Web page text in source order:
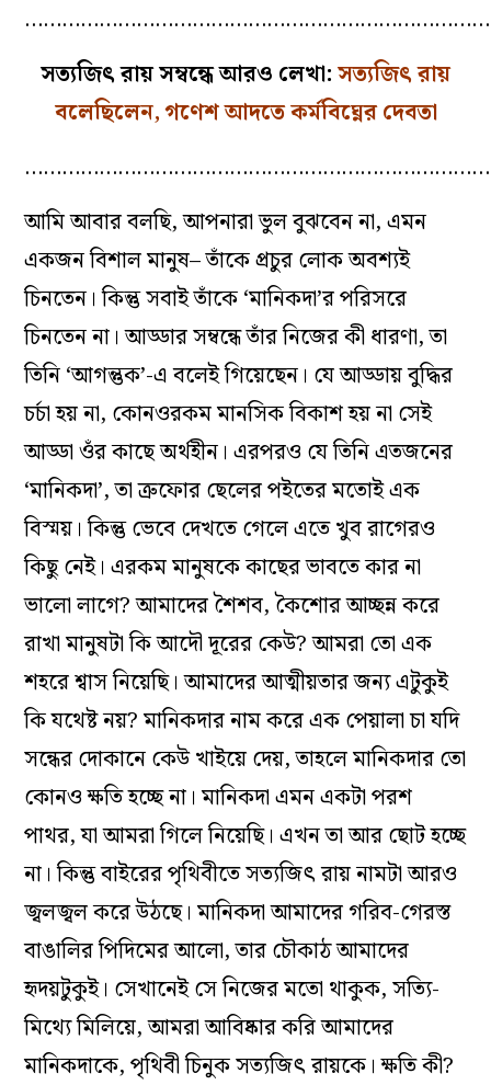
সত্যজিৎ রায় সম্বন্ধে আরও লেখা:সত্যজিৎ রায়
বলেছিলেন, গণেশ আদতে কর্মবিঘ্নের দেবতা
আমি আবার বলছি, আপনারা ভুল বুঝবেন না, এমন
একজন বিশাল মানুষ– তাঁকে প্রচুর লোক অবশ্যই
চিনতেন। কিন্তু সবাই তাঁকে ‘মানিকদা’র পরিসরে
চিনতেন না। আড্ডার সম্বন্ধে তাঁর নিজের কী ধারণা, তা
তিনি ‘আগন্তুক’-এ বলেই গিয়েছেন। যে আড্ডায় বুদ্ধির
চর্চা হয় না, কোনওরকম মানসিক বিকাশ হয় না সেই
আড্ডা ওঁর কাছে অর্থহীন। এরপরও যে তিনি এতজনের
‘মানিকদা’, তা ত্রুফোর ছেলের পইতের মতোই এক
বিস্ময়। কিন্তু ভেবে দেখতে গেলে এতে খুব রাগেরও
কিছু নেই। এরকম মানুষকে কাছের ভাবতে কার না
ভালো লাগে? আমাদের শৈশব, কৈশোর আচ্ছন্ন করে
রাখা মানুষটা কি আদৌ দূরের কেউ? আমরা তো এক
শহরে শ্বাস নিয়েছি। আমাদের আত্মীয়তার জন্য এটুকুই
কি যথেষ্ট নয়? মানিকদার নাম করে এক পেয়ালা চা যদি
সন্ধের দোকানে কেউ খাইয়ে দেয়, তাহলে মানিকদার তো
কোনও ক্ষতি হচ্ছে না। মানিকদা এমন একটা পরশ
পাথর, যা আমরা গিলে নিয়েছি। এখন তা আর ছোট হচ্ছে
না। কিন্তু বাইরের পৃথিবীতে সত্যজিৎ রায় নামটা আরও
জ্বলজ্বল করে উঠছে। মানিকদা আমাদের গরিব-গেরস্ত
বাঙালির পিদিমের আলো, তার চৌকাঠ আমাদের
হৃদয়টুকুই। সেখানেই সে নিজের মতো থাকুক, সত্যি-
মিথ্যে মিলিয়ে, আমরা আবিষ্কার করি আমাদের
মানিকদাকে, পৃথিবী চিনুক সত্যজিৎ রায়কে। ক্ষতি কী?